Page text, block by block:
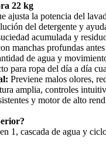
22 kg
ajusta la potencia del
del detergente y
acumulada y
manchas profundas
de agua y
para ropa del día a día
Previene malos olores,
amplia, controles
y motor de alto
1, cascada de agua y